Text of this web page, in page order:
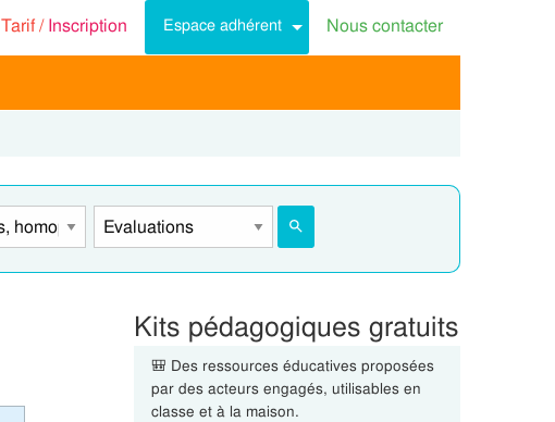
Tarif /Inscription Espace adhérent Nous contacter
Kits pédagogiques gratuits
🎒 Des ressources éducatives proposées
par des acteurs engagés, utilisables en
classe et à la maison.